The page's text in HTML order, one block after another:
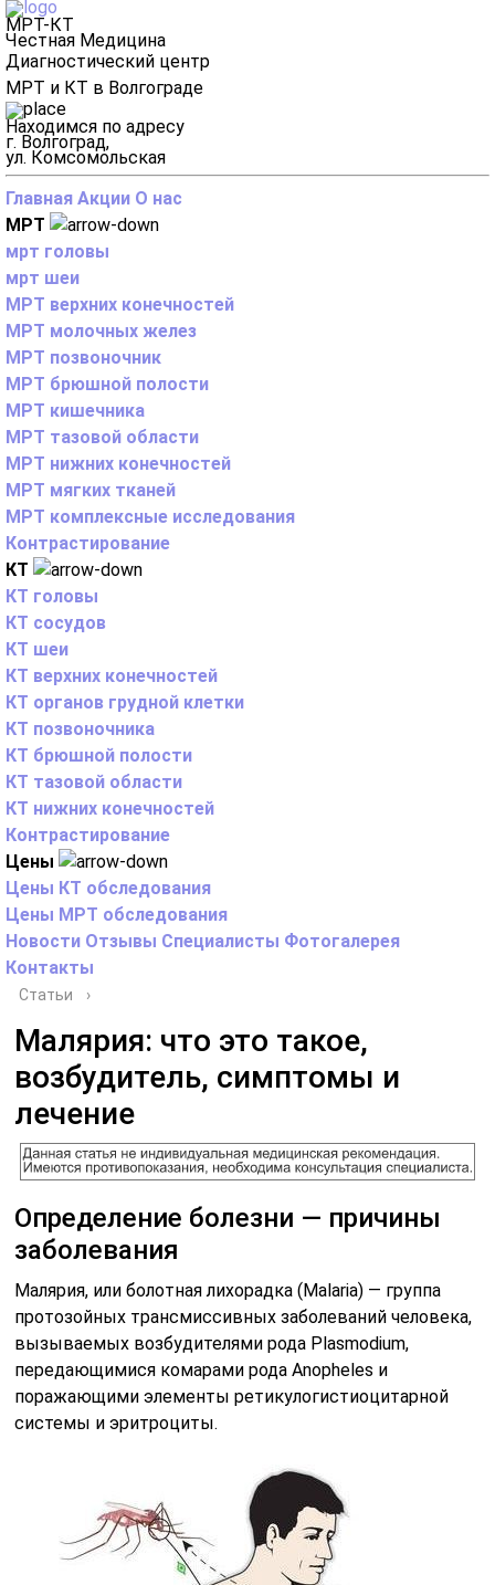
МРТ-КТ
Честная Медицина
Диагностический центр
МРТ и КТ в Волгограде
Находимся по адресу
г. Волгоград,
ул. Комсомольская
Главная Акции О нас
МРТ
мрт головы
мрт шеи
МРТ верхних конечностей
МРТ молочных желез
МРТ позвоночник
МРТ брюшной полости
МРТ кишечника
МРТ тазовой области
МРТ нижних конечностей
МРТ мягких тканей
МРТ комплексные исследования
Контрастирование
КТ
КТ головы
КТ сосудов
КТ шеи
КТ верхних конечностей
КТ органов грудной клетки
КТ позвоночника
КТ брюшной полости
КТ тазовой области
КТ нижних конечностей
Контрастирование
Цены
Цены КТ обследования
Цены МРТ обследования
Новости Отзывы Специалисты Фотогалерея
Контакты
Статьи ›
Малярия: что это такое,
возбудитель, симптомы и
лечение
Определение болезни — причины
заболевания
Малярия, или болотная лихорадка (Malaria) — группа
протозойных трансмиссивных заболеваний человека,
вызываемых возбудителями рода Plasmodium,
передающимися комарами рода Anopheles и
поражающими элементы ретикулогистиоцитарной
системы и эритроциты.